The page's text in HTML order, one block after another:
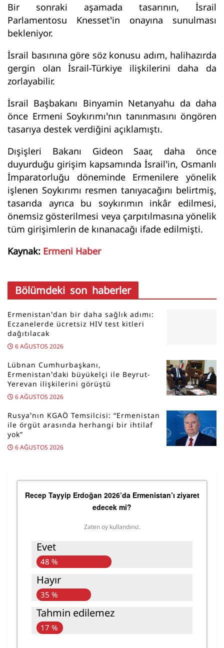
Bir sonraki aşamada tasarının, İsrail
Parlamentosu Knesset’in onayına sunulması
bekleniyor.
İsrail basınına göre söz konusu adım, halihazırda
gergin olan İsrail-Türkiye ilişkilerini daha da
zorlayabilir.
İsrail Başbakanı Binyamin Netanyahu da daha
önce Ermeni Soykırımı’nın tanınmasını öngören
tasarıya destek verdiğini açıklamıştı.
Dışişleri Bakanı Gideon Saar, daha önce
duyurduğu girişim kapsamında İsrail’in, Osmanlı
İmparatorluğu döneminde Ermenilere yönelik
işlenen Soykırımı resmen tanıyacağını belirtmiş,
tasarıda ayrıca bu soykırımın inkâr edilmesi,
önemsiz gösterilmesi veya çarpıtılmasına yönelik
tüm girişimlerin de kınanacağı ifade edilmişti.
Kaynak: Ermeni Haber
Bölümdeki son haberler
Ermenistan’dan bir daha sağlık adımı:
Eczanelerde ücretsiz HIV test kitleri
dağıtılacak
6 AĞUSTOS 2026
Lübnan Cumhurbaşkanı,
Ermenistan’daki büyükelçi ile Beyrut-
Yerevan ilişkilerini görüştü
6 AĞUSTOS 2026
Rusya’nın KGAÖ Temsilcisi: “Ermenistan
ile örgüt arasında herhangi bir ihtilaf
yok”
6 AĞUSTOS 2026
Recep Tayyip Erdoğan 2026’da Ermenistan’ı ziyaret
edecek mi?
Zaten oy kullandınız.
Evet
48 %
Hayır
35 %
Tahmin edilemez
17 %